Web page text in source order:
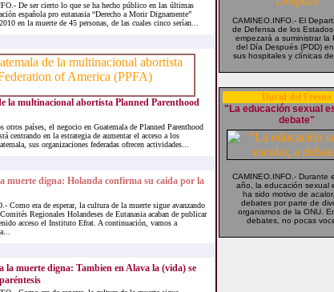
De ser cierto lo que se ha hecho público en las últimas
española pro eutanasia “Derecho a Morir Dignamente”
en la muerte de 45 personas, de las cuales cinco serían...
la multinacional abortista Planned Parenthood
países, el negocio en Guatemala de Planned Parenthood
centrando en la estrategia de aumentar el acceso a los
sus organizaciones federadas ofrecen actividades...
muerte digna: Holanda confirma su caída por la
Como era de esperar, la cultura de la muerte sigue avanzando
Regionales Holandeses de Eutanasia acaban de publicar
acceso el Instituto Efrat. A continuación, vamos a
la muerte digna: Tambien en Alava la (vida) se
CAMINEO.INFO.- El
de Defensa de los
empezará a suministrar la
del Día Después (PDD)
sus hospitales y clínicas
David del Fresno
"La educación sexual
debate"
CAMINEO.INFO.- Durante
año, la educación sexual
ha sido motivo de
debates por parte de
organismos de la ONU.
debates, no pocas